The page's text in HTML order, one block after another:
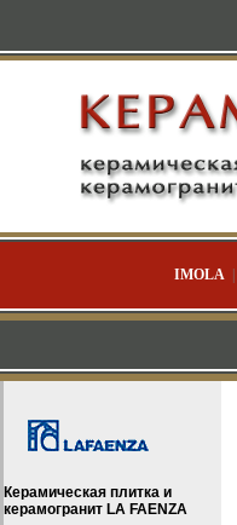
IMOLA|
Керамическая плитка и
керамогранит LA FAENZA